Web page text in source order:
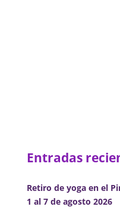
Entradas
Retiro de yoga en el
1 al 7 de agosto 2026